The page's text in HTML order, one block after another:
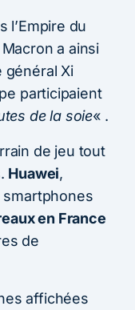
l’Empire du
a ainsi
général Xi
participaient
de la soie« .
de jeu tout
Huawei,
en France
de
affichées